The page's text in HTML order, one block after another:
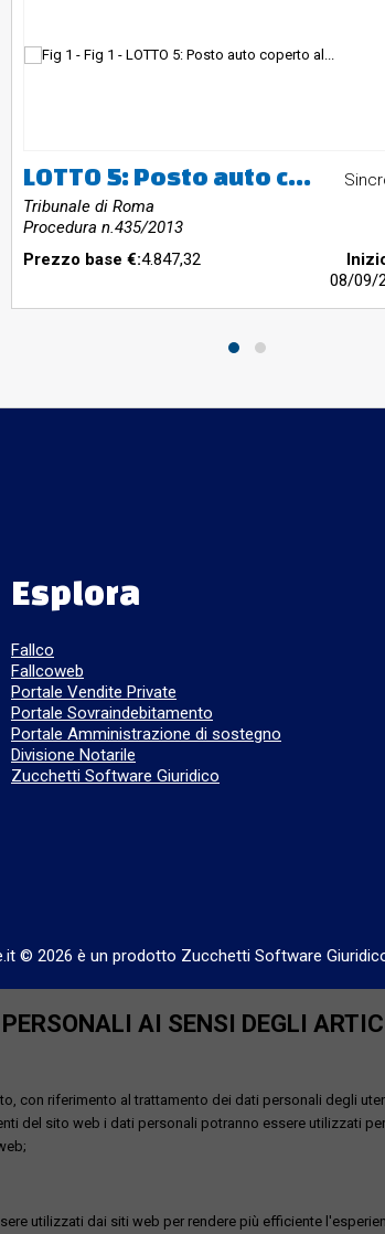
LOTTO 5: Posto auto coperto al Piano S1 sito in via G. Belardinelli n. 20, nella zona Isola Farnese, Roma
Tribunale di Roma
Procedura n.435/2013
Prezzo base €:4.847,32
08/09/
Esplora
Fallco
Fallcoweb
Portale Vendite Private
Portale Sovraindebitamento
Portale Amministrazione di sostegno
Divisione Notarile
Zucchetti Software Giuridico
© 2026 è un prodotto Zucchetti Software
AI SENSI DEGLI
con riferimento al trattamento dei dati personali degli
del sito web i dati personali potranno essere utilizzati
utilizzati dai siti web per rendere più efficiente